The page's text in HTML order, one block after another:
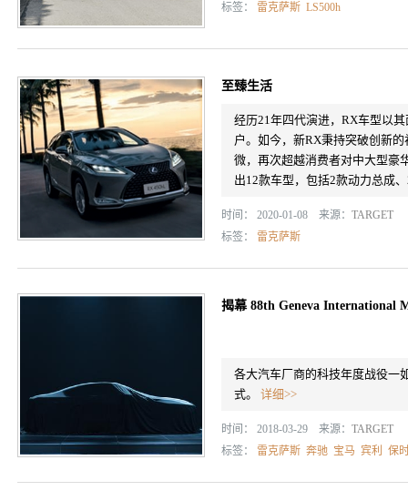
标签： 雷克萨斯 LS500h
至臻生活
经历21年四代演进，RX车型以
户。如今，新RX秉持突破创新
微，再次超越消费者对中大型豪
出12款车型，包括2款动力总成
时间： 2020-01-08 来源： TARGET
标签： 雷克萨斯
揭幕 88th Geneva International
各大汽车厂商的科技年度战役一
式。 详细>>
时间： 2018-03-29 来源： TARGET
标签： 雷克萨斯 奔驰 宝马 宾利 保